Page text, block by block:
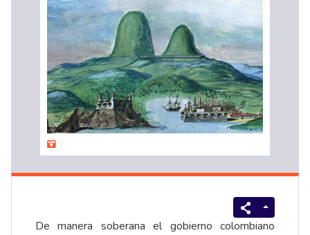
De manera soberana el gobierno colombiano